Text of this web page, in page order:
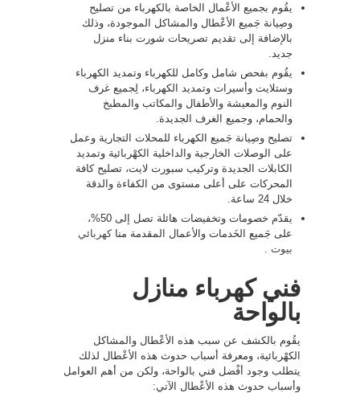
يقُوم بجميع الأعْمال الخاصة بالكهرباء من تصليح
وصِيانة جَميع الأعْطال والمشاكل الموجودة، وذلك
بالإضافة إلى تقديم تصريحات شورت بناء منزل
جديد.
يقُوم بفحص شامل وكامل للكهرباء وتمديد الكهرباء
وستلايت وأسيرات وتمديد الكهرباء، لِجميع غرف
النوم والمعيشة والأطفال والمكاتب والمطبخ
والحمام، وجميع الغرف الجديدة.
تصليح وصِيانة جَميع الكهرباء للمحلات التجارية وعمل
على الوصلات الخارجية والداخلية الكهْربائية وتمديد
الكابلات الجديدة وتركيب سبورت لايت، تصليح كافة
المحركات على أعلى مستوى من الكفاءة والدقة
خلال 24 ساعة.
يقدّم خصومات وتخفيضات هائلة تصل إلى 50%،
على جَميع الخَدمات والأعمال المقدمة مناكهربائي
بيوت
فني كهرباء منازل
بالواحة
يقُوم بالكشف عن سبب هذه الأعْطال والمشاكل
الكهْربائية، ومعرفة أسباب حدوث هذه الأعْطال لذلك
يتطلب وجود أفْضل فني بالواحة، ولكن من أهم العوامل
وأسباب حدوث هذه الأعْطال الآتي: